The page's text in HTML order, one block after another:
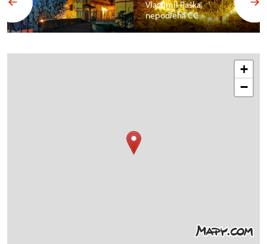
Vlastimil Raška,
nepodléhá CC
+
−